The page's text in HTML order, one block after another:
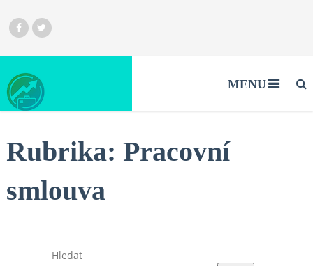
MENU
Rubrika: Pracovní
smlouva
Hledat